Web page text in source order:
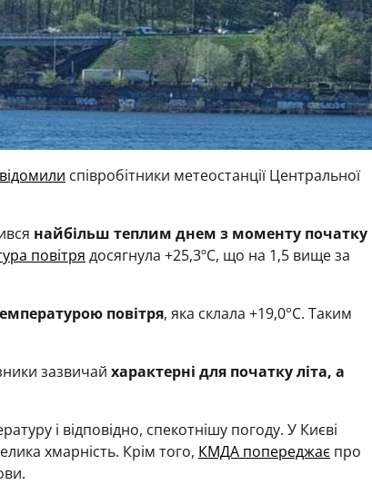
співробітники метеостанції Центральної
найбільш теплим днем з моменту початку
повітря досягнула +25,3ºС, що на 1,5 вище за
повітря, яка склала +19,0°С. Таким
зазвичай характерні для початку літа, а
і відповідно, спекотнішу погоду. У Києві
хмарність. Крім того, КМДА попереджає про